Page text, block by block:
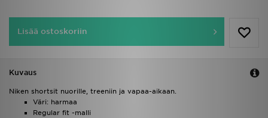
Lisää ostoskoriin
Kuvaus
Niken shortsit nuorille, treeniin ja vapaa-aikaan.
Väri: harmaa
Regular fit -malli